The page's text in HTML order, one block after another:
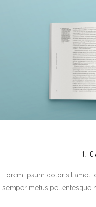
1.
Lorem ipsum dolor sit
semper metus pellentesque